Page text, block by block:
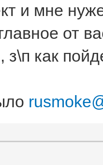
и мне
от
з\п как